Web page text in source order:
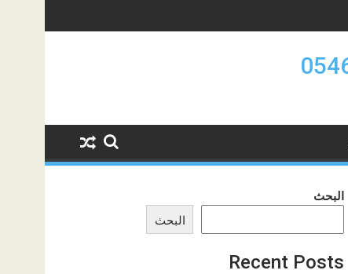
البحث
البحث
Recent Posts